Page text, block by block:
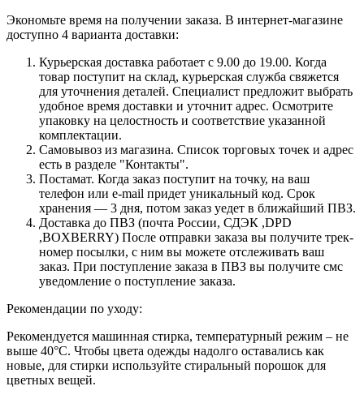
Экономьте время на получении заказа. В интернет-магазине
доступно 4 варианта доставки:
Курьерская доставка работает с 9.00 до 19.00. Когда
товар поступит на склад, курьерская служба свяжется
для уточнения деталей. Специалист предложит выбрать
удобное время доставки и уточнит адрес. Осмотрите
упаковку на целостность и соответствие указанной
комплектации.
Самовывоз из магазина. Список торговых точек и адрес
есть в разделе "Контакты".
Постамат. Когда заказ поступит на точку, на ваш
телефон или e-mail придет уникальный код. Срок
хранения — 3 дня, потом заказ уедет в ближайший ПВЗ.
Доставка до ПВЗ (почта России, СДЭК ,DPD
,BOXBERRY) После отправки заказа вы получите трек-
номер посылки, с ним вы можете отслеживать ваш
заказ. При поступление заказа в ПВЗ вы получите смс
уведомление о поступление заказа.
Рекомендации по уходу:
Рекомендуется машинная стирка, температурный режим – не
выше 40°С. Чтобы цвета одежды надолго оставались как
новые, для стирки используйте стиральный порошок для
цветных вещей.